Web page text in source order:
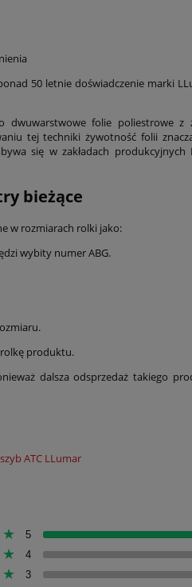
50 letnie doświadczenie marki
folie poliestrowe z
tej techniki żywotność folii
się w zakładach
bieżące
w rozmiarach rolki jako:
wybity numer ABG.
rolkę produktu.
dalsza odsprzedaż takiego
ATC LLumar
5
4
3